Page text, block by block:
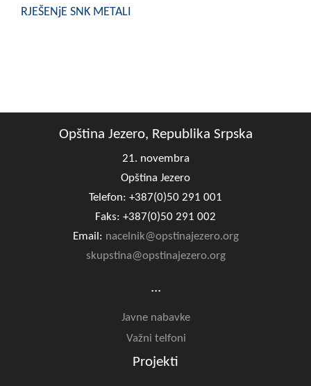
Geoistraživanja
FINANSIJE
PRIVREDA
Poljoprivreda
Turizam
KONTAKT
RJEŠENjE SNK METALI
Opština Jezero, Republika Srpska
21. novembra
Opština Jezero
Telefon: +387(0)50 291 001
Faks: +387(0)50 291 002
Email: nacelnik@opstinajezero.org
skupstina@opstinajezero.org
...
Javne nabavke
Važni telfoni
Projekti